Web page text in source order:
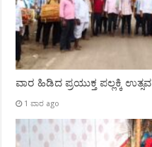
ವಾರ ಹಿಡಿದ ಪ್ರಯುಕ್ತ ಪಲ್ಲಕ್ಕಿ ಉತ್ಸವ
1 ವಾರ ago